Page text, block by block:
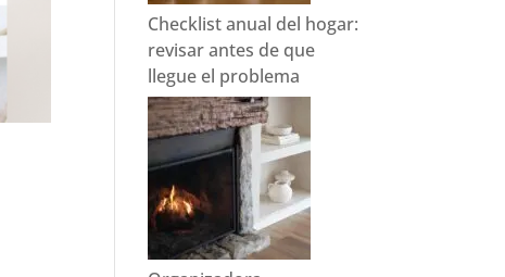
Checklist anual del hogar:
revisar antes de que
llegue el problema